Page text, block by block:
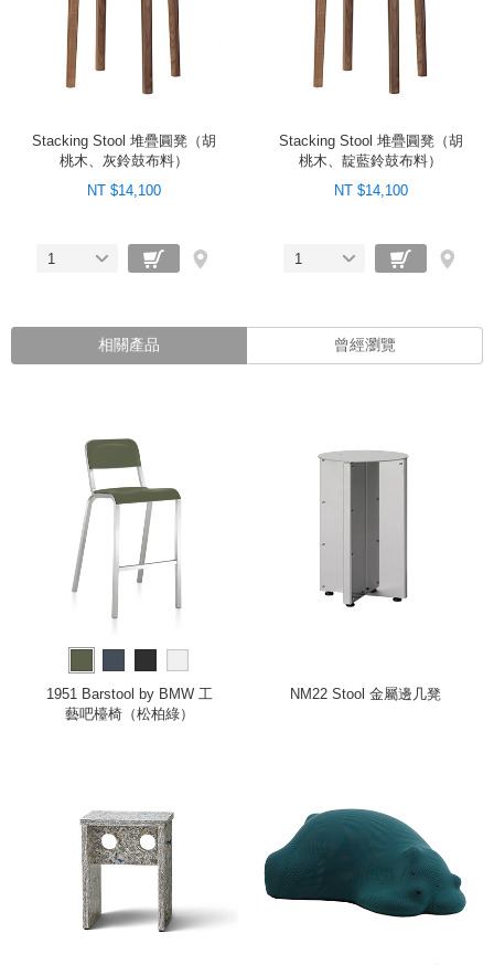
Stacking Stool 堆疊圓凳（胡
桃木、灰鈴鼓布料）
NT $14,100
1
Stacking Stool 堆疊圓凳（胡
桃木、靛藍鈴鼓布料）
NT $14,100
1
相關產品 曾經瀏覽
1951 Barstool by BMW 工
藝吧檯椅（松柏綠）
NM22 Stool 金屬邊几凳